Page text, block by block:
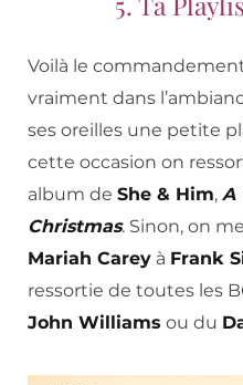
Voilà le
vraiment dans
ses oreilles une petite
cette occasion on
album de She & Him, A
Christmas. Sinon, on
Mariah Carey à Frank
ressortie de toutes les
John Williams ou du